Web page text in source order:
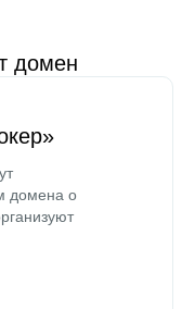
домен
домена о